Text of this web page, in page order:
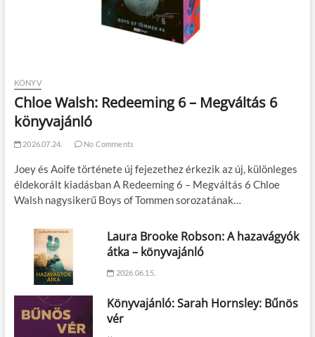
KÖNYV
Chloe Walsh: Redeeming 6 – Megváltás 6
könyvajánló
2026.07.24. No Comments
Joey és Aoife története új fejezethez érkezik az új, különleges
éldekorált kiadásban A Redeeming 6 – Megváltás 6 Chloe
Walsh nagysikerű Boys of Tommen sorozatának…
Laura Brooke Robson: A hazavágyók
átka – könyvajánló
2026.06.15.
Könyvajánló: Sarah Hornsley: Bűnös
vér